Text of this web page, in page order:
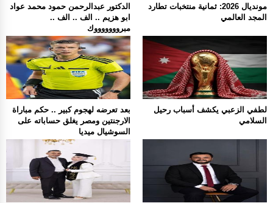
الدكتور عبدالرحمن حمود محمد عواد
ابو هزيم .. الف .. الف ..
مبروووووووك
مونديال 2026: ثمانية منتخبات تطارد
المجد العالمي
بعد تعرضه لهجوم كبير .. حكم مباراة
الارجنتين ومصر يغلق حساباته على
السوشيال ميديا
لطفي الزعبي يكشف أسباب رحيل
السلامي